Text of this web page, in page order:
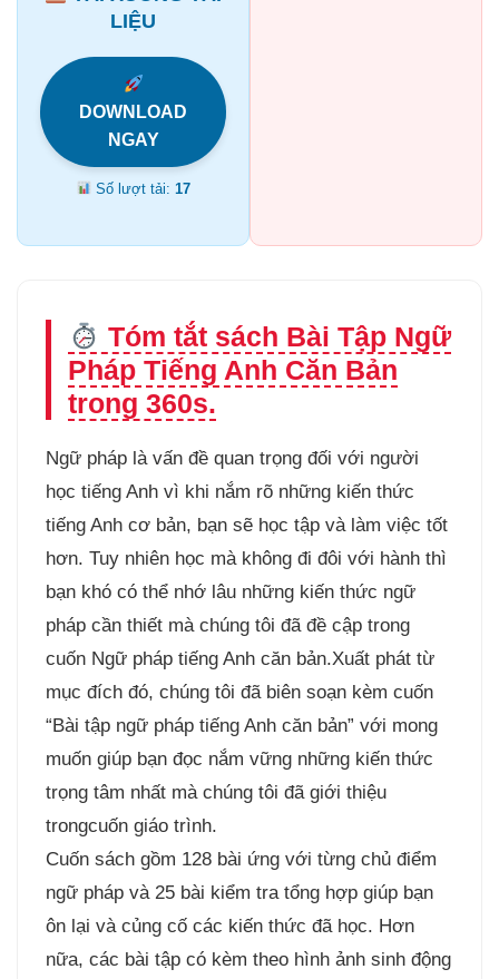
LIỆU
DOWNLOAD
NGAY
Số lượt tải:17
Tóm tắt sách Bài Tập Ngữ
Pháp Tiếng Anh Căn Bản
trong 360s.
Ngữ pháp là vấn đề quan trọng đối với người
học tiếng Anh vì khi nắm rõ những kiến thức
tiếng Anh cơ bản, bạn sẽ học tập và làm việc tốt
hơn. Tuy nhiên học mà không đi đôi với hành thì
bạn khó có thể nhớ lâu những kiến thức ngữ
pháp cần thiết mà chúng tôi đã đề cập trong
cuốn Ngữ pháp tiếng Anh căn bản.Xuất phát từ
mục đích đó, chúng tôi đã biên soạn kèm cuốn
“Bài tập ngữ pháp tiếng Anh căn bản” với mong
muốn giúp bạn đọc nắm vững những kiến thức
trọng tâm nhất mà chúng tôi đã giới thiệu
trongcuốn giáo trình.
Cuốn sách gồm 128 bài ứng với từng chủ điểm
ngữ pháp và 25 bài kiểm tra tổng hợp giúp bạn
ôn lại và củng cố các kiến thức đã học. Hơn
nữa, các bài tập có kèm theo hình ảnh sinh động